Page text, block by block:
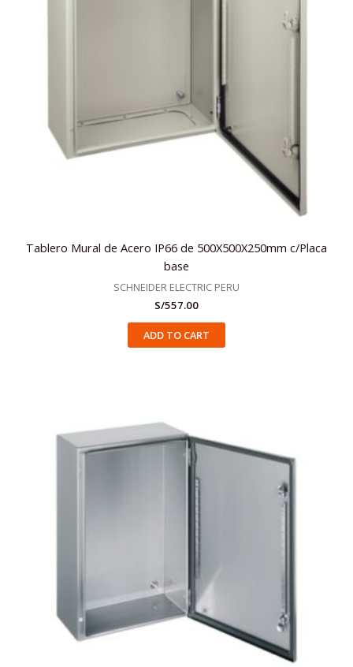
Tablero Mural de Acero IP66 de 500X500X250mm c/Placa
base
SCHNEIDER ELECTRIC PERU
S/557.00
ADD TO CART